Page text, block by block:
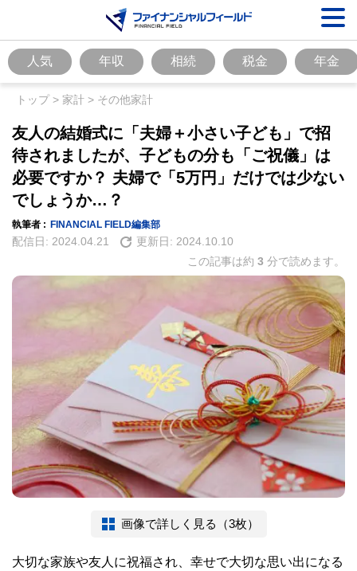
人気 年収 相続 税金 年金
トップ> 家計 > その他家計
友人の結婚式に「夫婦＋小さい子ども」で招
待されましたが、子どもの分も「ご祝儀」は
必要ですか？ 夫婦で「5万円」だけでは少ない
でしょうか…？
執筆者 : FINANCIAL FIELD編集部
配信日: 2024.04.21 更新日: 2024.10.10
この記事は約 3 分で読めます。
画像で詳しく見る（3枚）
大切な家族や友人に祝福され、幸せで大切な思い出になる